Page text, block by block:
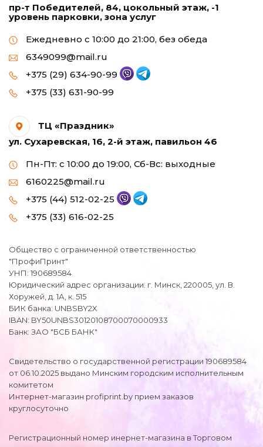
пр-т Победителей, 84, цокольный этаж, -1
уровень парковки, зона услуг
Ежедневно с 10:00 до 21:00, без обеда
6349099@mail.ru
+375 (29) 634-90-99
+375 (33) 631-90-99
ТЦ «Праздник»
ул. Сухаревская, 16, 2-й этаж, павильон 46
Пн-Пт: с 10:00 до 19:00, Сб-Вс: выходные
6160225@mail.ru
+375 (44) 512-02-25
+375 (33) 616-02-25
Общество с ограниченной ответственностью
"ПрофиПринт"
УНП: 190689584
Юридический адрес организации: г. Минск, 220005, ул. В.
Хоружей, д. 1А, к. 515
БИК банка: UNBSBY2X
IBAN: BY50UNBS30120108700070000933
Банк: ЗАО "БСБ БАНК"
Свидетельство о государственной регистрации 190689584
от 06.10.2025 выдано Минским городским исполнительным
комитетом
Интернет-магазин profiprint.by прием заказов
круглосуточно
Регистрационный номер инернет-магазина в Торговом